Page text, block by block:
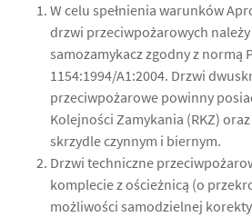
W celu spełnienia warunków
drzwi przeciwpożarowych
samozamykacz zgodny z normą
1154:1994/A1:2004. Drzwi
przeciwpożarowe powinny
Kolejności Zamykania (RKZ)
skrzydle czynnym i biernym.
Drzwi techniczne
komplecie z ościeżnicą (o
możliwości samodzielnej